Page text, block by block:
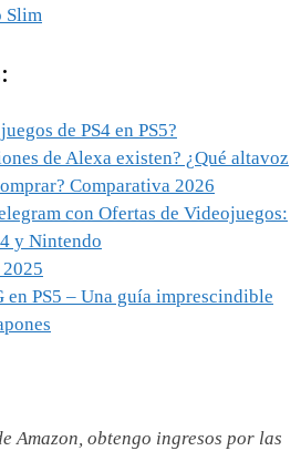
Slim
de PS4 en PS5?
de Alexa existen? ¿Qué altavoz
Comparativa 2026
con Ofertas de Videojuegos:
y Nintendo
2025
en PS5 – Una guía imprescindible
Amazon, obtengo ingresos por las